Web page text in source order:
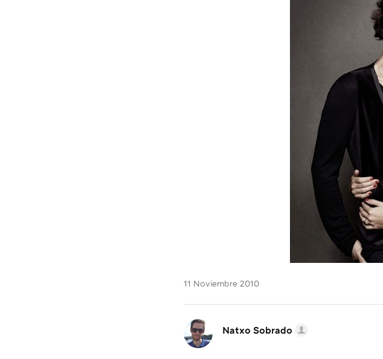
11 Noviembre 2010
Natxo Sobrado